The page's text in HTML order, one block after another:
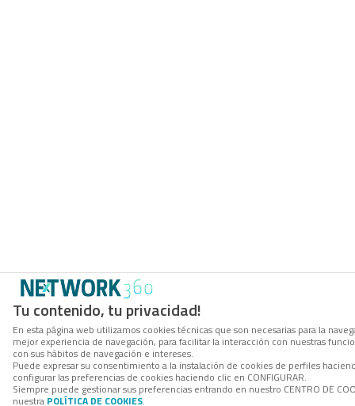
Tu contenido, tu privacidad!
En esta página web utilizamos cookies técnicas que son necesarias para la
mejor experiencia de navegación, para facilitar la interacción con nuestras
con sus hábitos de navegación e intereses.
Puede expresar su consentimiento a la instalación de cookies de perfiles
configurar las preferencias de cookies haciendo clic en CONFIGURAR.
Siempre puede gestionar sus preferencias entrando en nuestro CENTRO DE
nuestra POLÍTICA DE COOKIES.